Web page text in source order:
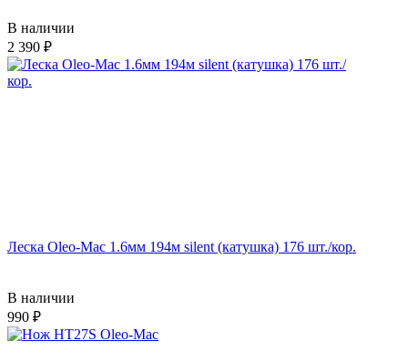
В наличии
2 390
Леска Oleo-Mac 1.6мм 194м silent (катушка) 176 шт./кор.
В наличии
990